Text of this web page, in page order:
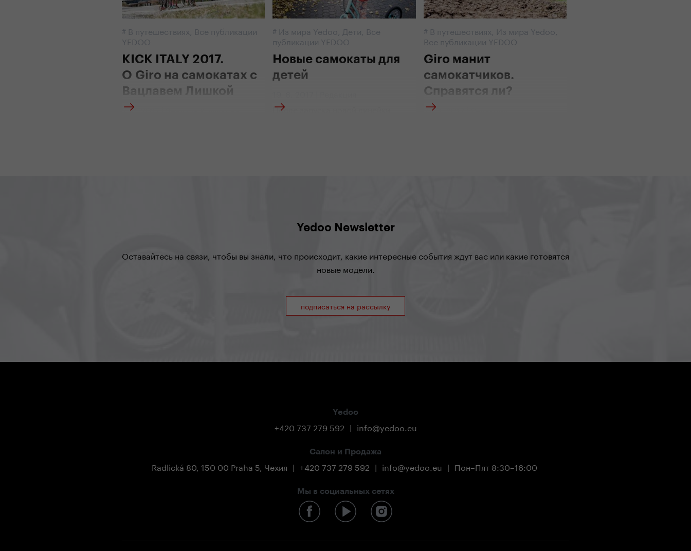
# В путешествиях Все публикации
YEDOO
KICK ITALY 2017.
O Giro на самокатах с
Вацлавем Лишкой
2. 8. 2017 | Вендула Кошикова
# Из мира Yedoo Дети Все
публикации YEDOO
Новые самокаты для
детей
После запуска новой линейки
# В путешествиях Из мира Yedoo
Все публикации YEDOO
Giro манит
самокатчиков.
Справятся ли?
27. 4. 2017 | Редакция
Yedoo Newsletter
Оставайтесь на связи, чтобы вы знали, что происходит, какие интересные события ждут вас или какие готовятся
новые модели.
подписаться на рассылку
Yedoo
+420 737 279 592 | info@yedoo.eu
Салон и Продажа
Radlická 80, 150 00 Praha 5, Чехия | +420 737 279 592 | info@yedoo.eu | Пон–Пят 8:30–16:00
Мы в социальных сетях